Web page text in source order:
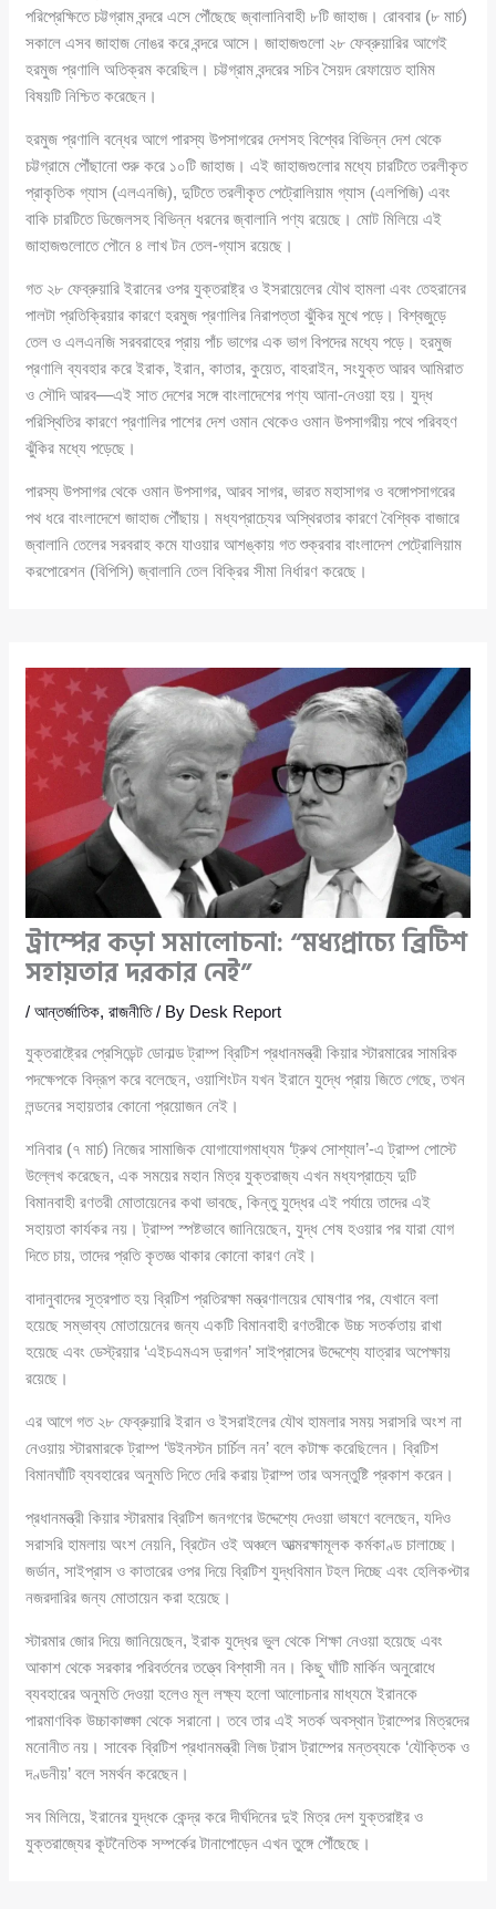
পরিপ্রেক্ষিতে চট্টগ্রাম বন্দরে এসে পৌঁছেছে জ্বালানিবাহী ৮টি জাহাজ। রোববার (৮ মার্চ)
সকালে এসব জাহাজ নোঙর করে বন্দরে আসে। জাহাজগুলো ২৮ ফেব্রুয়ারির আগেই
হরমুজ প্রণালি অতিক্রম করেছিল। চট্টগ্রাম বন্দরের সচিব সৈয়দ রেফায়েত হামিম
বিষয়টি নিশ্চিত করেছেন।
হরমুজ প্রণালি বন্ধের আগে পারস্য উপসাগরের দেশসহ বিশ্বের বিভিন্ন দেশ থেকে
চট্টগ্রামে পৌঁছানো শুরু করে ১০টি জাহাজ। এই জাহাজগুলোর মধ্যে চারটিতে তরলীকৃত
প্রাকৃতিক গ্যাস (এলএনজি), দুটিতে তরলীকৃত পেট্রোলিয়াম গ্যাস (এলপিজি) এবং
বাকি চারটিতে ডিজেলসহ বিভিন্ন ধরনের জ্বালানি পণ্য রয়েছে। মোট মিলিয়ে এই
জাহাজগুলোতে পৌনে ৪ লাখ টন তেল-গ্যাস রয়েছে।
গত ২৮ ফেব্রুয়ারি ইরানের ওপর যুক্তরাষ্ট্র ও ইসরায়েলের যৌথ হামলা এবং তেহরানের
পালটা প্রতিক্রিয়ার কারণে হরমুজ প্রণালির নিরাপত্তা ঝুঁকির মুখে পড়ে। বিশ্বজুড়ে
তেল ও এলএনজি সরবরাহের প্রায় পাঁচ ভাগের এক ভাগ বিপদের মধ্যে পড়ে। হরমুজ
প্রণালি ব্যবহার করে ইরাক, ইরান, কাতার, কুয়েত, বাহরাইন, সংযুক্ত আরব আমিরাত
ও সৌদি আরব—এই সাত দেশের সঙ্গে বাংলাদেশের পণ্য আনা-নেওয়া হয়। যুদ্ধ
পরিস্থিতির কারণে প্রণালির পাশের দেশ ওমান থেকেও ওমান উপসাগরীয় পথে পরিবহণ
ঝুঁকির মধ্যে পড়েছে।
পারস্য উপসাগর থেকে ওমান উপসাগর, আরব সাগর, ভারত মহাসাগর ও বঙ্গোপসাগরের
পথ ধরে বাংলাদেশে জাহাজ পৌঁছায়। মধ্যপ্রাচ্যের অস্থিরতার কারণে বৈশ্বিক বাজারে
জ্বালানি তেলের সরবরাহ কমে যাওয়ার আশঙ্কায় গত শুক্রবার বাংলাদেশ পেট্রোলিয়াম
করপোরেশন (বিপিসি) জ্বালানি তেল বিক্রির সীমা নির্ধারণ করেছে।
ট্রাম্পের কড়া সমালোচনা: “মধ্যপ্রাচ্যে ব্রিটিশ
সহায়তার দরকার নেই”
/আন্তর্জাতিক,রাজনীতি/ By Desk Report
যুক্তরাষ্ট্রের প্রেসিডেন্ট ডোনাল্ড ট্রাম্প ব্রিটিশ প্রধানমন্ত্রী কিয়ার স্টারমারের সামরিক
পদক্ষেপকে বিদ্রূপ করে বলেছেন, ওয়াশিংটন যখন ইরানে যুদ্ধে প্রায় জিতে গেছে, তখন
লন্ডনের সহায়তার কোনো প্রয়োজন নেই।
শনিবার (৭ মার্চ) নিজের সামাজিক যোগাযোগমাধ্যম ‘ট্রুথ সোশ্যাল’-এ ট্রাম্প পোস্টে
উল্লেখ করেছেন, এক সময়ের মহান মিত্র যুক্তরাজ্য এখন মধ্যপ্রাচ্যে দুটি
বিমানবাহী রণতরী মোতায়েনের কথা ভাবছে, কিন্তু যুদ্ধের এই পর্যায়ে তাদের এই
সহায়তা কার্যকর নয়। ট্রাম্প স্পষ্টভাবে জানিয়েছেন, যুদ্ধ শেষ হওয়ার পর যারা যোগ
দিতে চায়, তাদের প্রতি কৃতজ্ঞ থাকার কোনো কারণ নেই।
বাদানুবাদের সূত্রপাত হয় ব্রিটিশ প্রতিরক্ষা মন্ত্রণালয়ের ঘোষণার পর, যেখানে বলা
হয়েছে সম্ভাব্য মোতায়েনের জন্য একটি বিমানবাহী রণতরীকে উচ্চ সতর্কতায় রাখা
হয়েছে এবং ডেস্ট্রয়ার ‘এইচএমএস ড্রাগন’ সাইপ্রাসের উদ্দেশ্যে যাত্রার অপেক্ষায়
রয়েছে।
এর আগে গত ২৮ ফেব্রুয়ারি ইরান ও ইসরাইলের যৌথ হামলার সময় সরাসরি অংশ না
নেওয়ায় স্টারমারকে ট্রাম্প ‘উইনস্টন চার্চিল নন’ বলে কটাক্ষ করেছিলেন। ব্রিটিশ
বিমানঘাঁটি ব্যবহারের অনুমতি দিতে দেরি করায় ট্রাম্প তার অসন্তুষ্টি প্রকাশ করেন।
প্রধানমন্ত্রী কিয়ার স্টারমার ব্রিটিশ জনগণের উদ্দেশ্যে দেওয়া ভাষণে বলেছেন, যদিও
সরাসরি হামলায় অংশ নেয়নি, ব্রিটেন ওই অঞ্চলে আত্মরক্ষামূলক কর্মকাণ্ড চালাচ্ছে।
জর্ডান, সাইপ্রাস ও কাতারের ওপর দিয়ে ব্রিটিশ যুদ্ধবিমান টহল দিচ্ছে এবং হেলিকপ্টার
নজরদারির জন্য মোতায়েন করা হয়েছে।
স্টারমার জোর দিয়ে জানিয়েছেন, ইরাক যুদ্ধের ভুল থেকে শিক্ষা নেওয়া হয়েছে এবং
আকাশ থেকে সরকার পরিবর্তনের তত্ত্বে বিশ্বাসী নন। কিছু ঘাঁটি মার্কিন অনুরোধে
ব্যবহারের অনুমতি দেওয়া হলেও মূল লক্ষ্য হলো আলোচনার মাধ্যমে ইরানকে
পারমাণবিক উচ্চাকাঙ্ক্ষা থেকে সরানো। তবে তার এই সতর্ক অবস্থান ট্রাম্পের মিত্রদের
মনোনীত নয়। সাবেক ব্রিটিশ প্রধানমন্ত্রী লিজ ট্রাস ট্রাম্পের মন্তব্যকে ‘যৌক্তিক ও
দণ্ডনীয়’ বলে সমর্থন করেছেন।
সব মিলিয়ে, ইরানের যুদ্ধকে কেন্দ্র করে দীর্ঘদিনের দুই মিত্র দেশ যুক্তরাষ্ট্র ও
যুক্তরাজ্যের কূটনৈতিক সম্পর্কের টানাপোড়েন এখন তুঙ্গে পৌঁছেছে।